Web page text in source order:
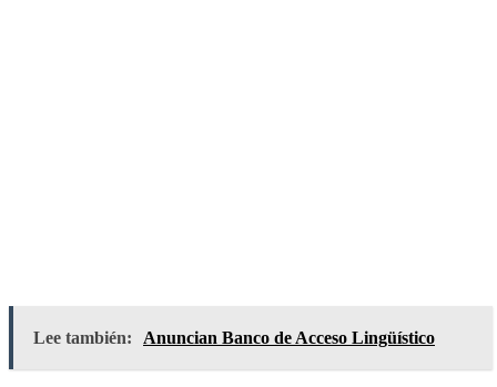
Lee también: Anuncian Banco de Acceso Lingüístico